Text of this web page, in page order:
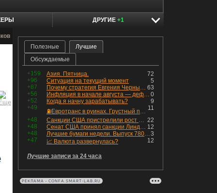
ДРУГИЕ +1
Полезные
Лучшие
Обсуждаемые
+159 72
Азия. Пятница.
+96
5
Ситуация на текущий момент
+87
63
Почему стратегия Евгения Черных приведет вас к убыткам в 2026 году
+56
0
Инфляция в начале августа — дефляция из-за топлива и плодоовощной корзины, но услуги продолжают дорожать, а рубль начал ослабевать.
+52
9
Когда я начну зарабатывать?
+49
11
⛽️Евротранс в руинах. Грустный пост😶😞 Что изменилось в облигациях?
+48
22
Санкции США пристрелили рост акций в России
+48
12
Сенат США принял санкции Линдси Грэма против России
+48
3
Лучшие бумаги недели. Выпуск 780 – обновления для пятницы
+47
12
📈 Валюта развернулась?
Лучшие записи за 24 часа
РЕКЛАМА • CONFA.SMART-LAB.RU